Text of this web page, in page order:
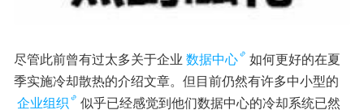
尽管此前曾有过太多关于企业 数据中心
如何更好的在夏
季实施冷却散热的介绍文章。但目前仍然有许多中小型的
企业组织
似乎已经感觉到他们数据中心的冷却系统已然